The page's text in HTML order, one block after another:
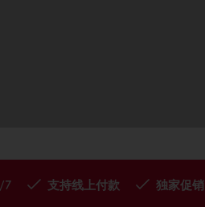
7 支持线上付款 独家促销